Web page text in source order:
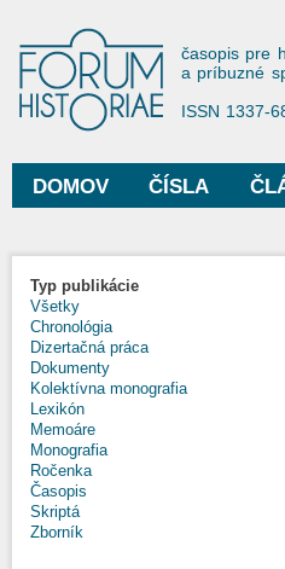
Forum
časopis pre
a príbuzné
ISSN 1337-
Hlavné menu
DOMOV ČÍSLA
Typ publikácie
Všetky
Chronológia
Dizertačná práca
Dokumenty
Kolektívna monografia
Lexikón
Memoáre
Monografia
Ročenka
Časopis
Skriptá
Zborník